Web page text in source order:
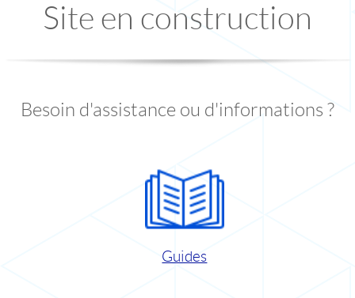
Site en construction
Besoin d'assistance ou d'informations ?
Guides